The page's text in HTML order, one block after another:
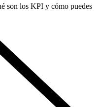
son los KPI y cómo puedes